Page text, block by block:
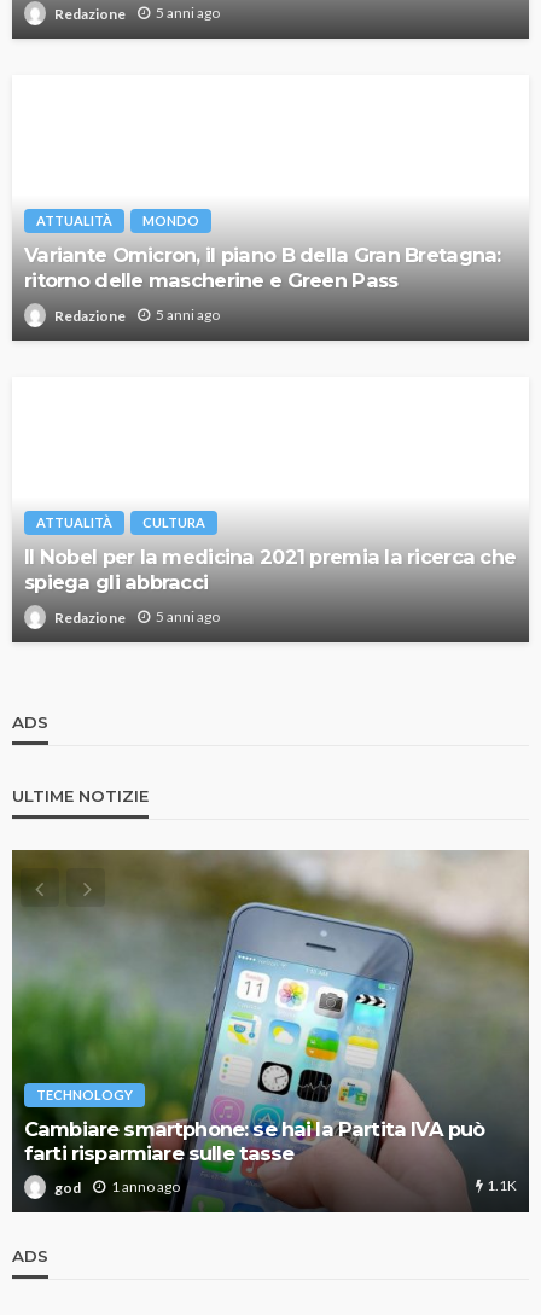
Redazione 5 anni ago
ATTUALITÀ MONDO
Variante Omicron, il piano B della Gran Bretagna:
ritorno delle mascherine e Green Pass
Redazione 5 anni ago
ATTUALITÀ CULTURA
Il Nobel per la medicina 2021 premia la ricerca che
spiega gli abbracci
Redazione 5 anni ago
ADS
ULTIME NOTIZIE
TECHNOLOGY
Cambiare smartphone: se hai la Partita IVA può
farti risparmiare sulle tasse
god 1 anno ago 1.1K
ADS